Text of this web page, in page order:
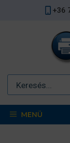
+36
MENÜ